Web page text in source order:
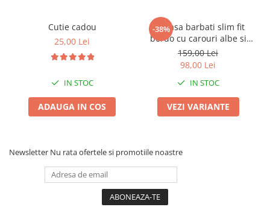
Cutie cadou
25,00 Lei
IN STOC
ADAUGA IN COS
-38%
Camasa barbati slim fit
bordo cu carouri albe si
bleumarin
159,00 Lei
98,00 Lei
IN STOC
VEZI VARIANTE
Newsletter Nu rata ofertele si promotiile noastre